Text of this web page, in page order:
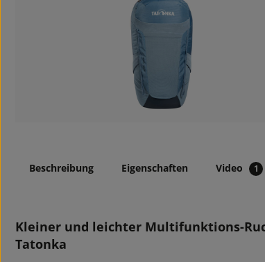
Beschreibung Eigenschaften Video 1
Kleiner und leichter Multifunktions-
Tatonka